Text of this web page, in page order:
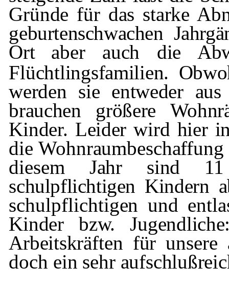
Gründe für das starke
geburtenschwachen
Ort
aber auch die
Flüchtlingsfamilien.
werden sie entweder
brauchen größere
Kinder. Leider wird hier
die
diesem Jahr sind
schulpflichtigen Kindern
schulpflichtigen und
Kinder bzw.
Arbeits­kräften für unsere
doch ein sehr auf­